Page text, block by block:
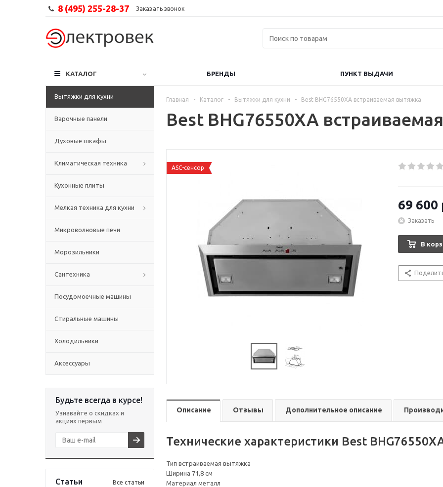
8 (495) 255-28-37 Заказать звонок
КАТАЛОГ БРЕНДЫ ПУНКТ ВЫДАЧИ
Вытяжки для кухни
Варочные панели
Духовые шкафы
Климатическая техника
Кухонные плиты
Мелкая техника для кухни
Микроволновые печи
Морозильники
Сантехника
Посудомоечные машины
Стиральные машины
Холодильники
Аксессуары
Будьте всегда в курсе!
Узнавайте о скидках и
акциях первым
Статьи Все статьи
Главная - Каталог - Вытяжки для кухни - Best BHG76550XA встраиваемая вытяжка
Best BHG76550XA
ASC-сенсор
69 600
Заказать
В
Описание Отзывы Дополнительное описание
Технические характеристики Best
Тип встраиваемая вытяжка
Ширина 71,8 см
Материал металл